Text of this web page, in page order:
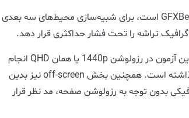
این آزمون که بخشی از مجموعه GFXBench است، برای شبیه‌سازی محیط‌های سه بعدی
تراشه را تحت فشار حداکثری قرار دهد.
بخش 1440p بدین معنی است که این آزمون در رزولوشن 1440p یا همان QHD انجام
شده و جزییات بیشتری را به اجرا گذاشته است. همچنین بخش off-screen نیز بدین
بدون توجه به رزولوشن صفحه، مد نظر قرار